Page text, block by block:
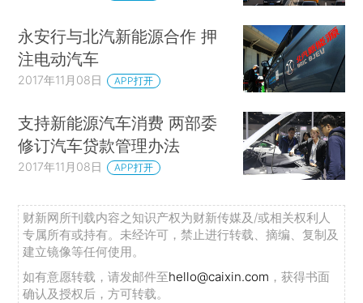
永安行与北汽新能源合作 押
注电动汽车
2017年11月08日 APP打开
支持新能源汽车消费 两部委
修订汽车贷款管理办法
2017年11月08日 APP打开
财新网所刊载内容之知识产权为财新传媒及/或相关权利人
专属所有或持有。未经许可，禁止进行转载、摘编、复制及
建立镜像等任何使用。
如有意愿转载，请发邮件至hello@caixin.com ，获得书面
确认及授权后，方可转载。